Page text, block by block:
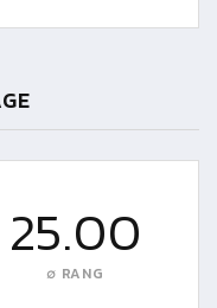
25.00
∅ RANG